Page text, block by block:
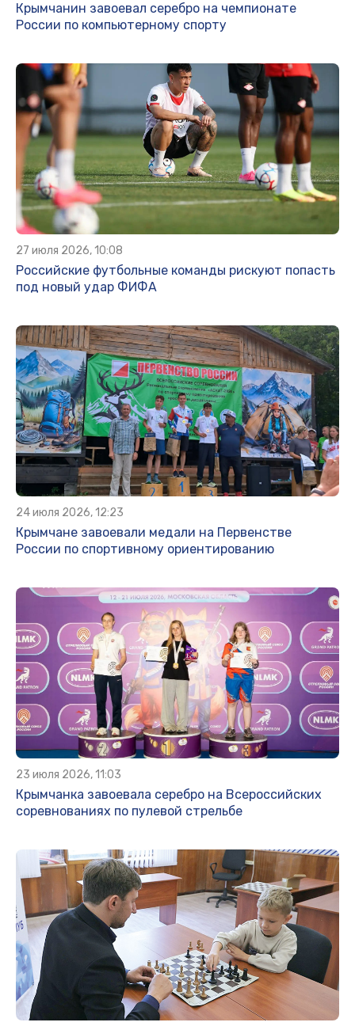
Крымчанин завоевал серебро на чемпионате
России по компьютерному спорту
27 июля 2026, 10:08
Российские футбольные команды рискуют попасть
под новый удар ФИФА
24 июля 2026, 12:23
Крымчане завоевали медали на Первенстве
России по спортивному ориентированию
23 июля 2026, 11:03
Крымчанка завоевала серебро на Всероссийских
соревнованиях по пулевой стрельбе